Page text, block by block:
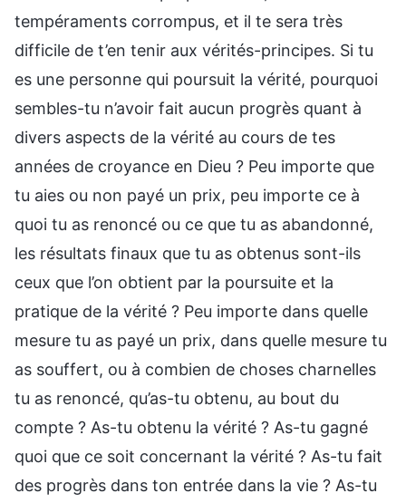
tempéraments corrompus, et il te sera très
difficile de t’en tenir aux vérités-principes. Si tu
es une personne qui poursuit la vérité, pourquoi
sembles-tu n’avoir fait aucun progrès quant à
divers aspects de la vérité au cours de tes
années de croyance en Dieu ? Peu importe que
tu aies ou non payé un prix, peu importe ce à
quoi tu as renoncé ou ce que tu as abandonné,
les résultats finaux que tu as obtenus sont-ils
ceux que l’on obtient par la poursuite et la
pratique de la vérité ? Peu importe dans quelle
mesure tu as payé un prix, dans quelle mesure tu
as souffert, ou à combien de choses charnelles
tu as renoncé, qu’as-tu obtenu, au bout du
compte ? As-tu obtenu la vérité ? As-tu gagné
quoi que ce soit concernant la vérité ? As-tu fait
des progrès dans ton entrée dans la vie ? As-tu